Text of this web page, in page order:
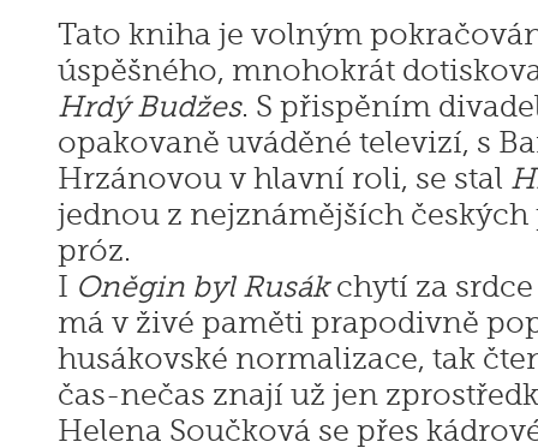
Tato kniha je volným
úspěšného, mnohokrát
Hrdý Bud­žes. S přispěním
opakovaně uváděné televizí, s
Hrzánovou v hlavní roli, se stal
jednou z nejznámějších
próz.
I Oněgin byl Rusákchytí za
má v živé paměti prapodivně
husákovské normalizace, tak
čas-nečas znají už jen
Helena Součková se přes